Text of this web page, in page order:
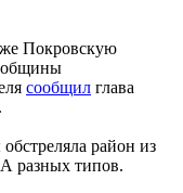
Покровскую
общины
сообщил глава
район из
разных типов.